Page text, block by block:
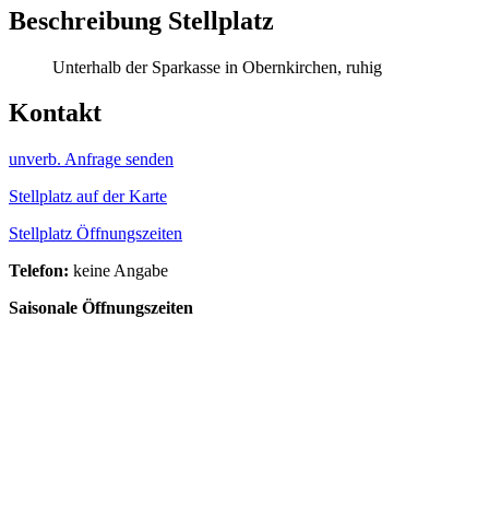
Beschreibung Stellplatz
Unterhalb der Sparkasse in Obernkirchen, ruhig
Kontakt
unverb. Anfrage senden
Stellplatz auf der Karte
Stellplatz Öffnungszeiten
Telefon: keine Angabe
Saisonale Öffnungszeiten